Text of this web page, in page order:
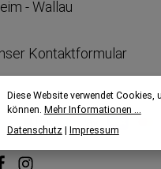
- Wallau
Kontaktformular
Diese Website verwendet
können. Mehr Informationen ...
Datenschutz| Impressum